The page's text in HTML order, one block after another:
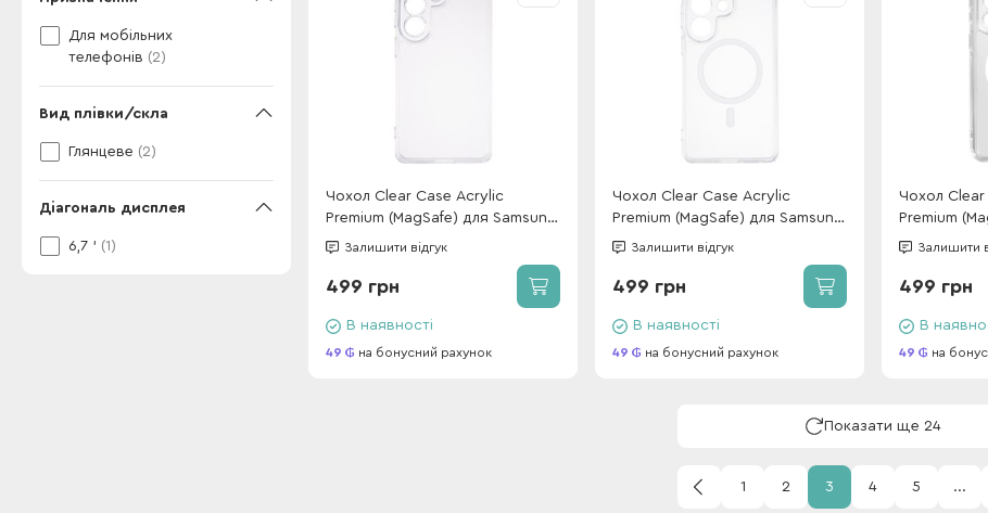
Для мобільних
телефонів (2)
Вид плівки/скла
Глянцеве (2)
Діагональ дисплея
6,7 ' (1)
Чохол Clear Case Acrylic
Premium (MagSafe) для Samsung
S25 FE Transparent
Залишити відгук
499 грн
В наявності
49 на бонусний рахунок
Чохол Clear Case Acrylic
Premium (MagSafe) для Samsung
S26 Ultra Transparent
Залишити відгук
499 грн
В наявності
49 на бонусний рахунок
Чохол
Premium
S26
Залишити
499 грн
В
49 на
Показати ще 24
1 2 3 4 5 ...